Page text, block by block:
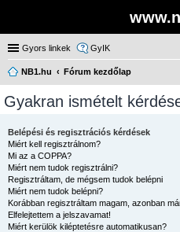
Gyors linkek GyIK
NB1.hu
Fórum kezdőlap
Gyakran ismételt
Belépési és regisztrációs kérdések
Miért kell regisztrálnom?
Mi az a COPPA?
Miért nem tudok regisztrálni?
Regisztráltam, de mégsem tudok belépni
Miért nem tudok belépni?
Korábban regisztráltam magam, azonban
Elfelejtettem a jelszavamat!
Miért kerülök kiléptetésre automatikusan?